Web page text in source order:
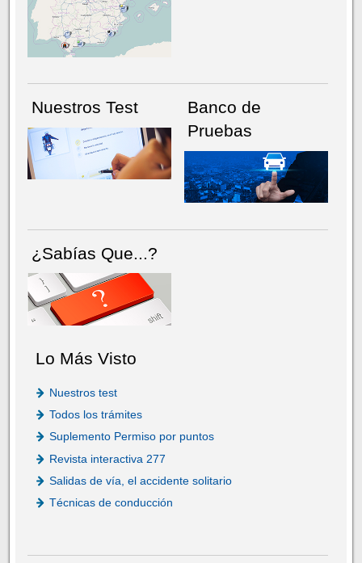
NÚMERO ACTUALHEMEROTECA
Nuestros Test
Banco de
Pruebas
¿Sabías Que...?
Lo Más Visto
Nuestros test
Todos los trámites
Suplemento Permiso por puntos
Revista interactiva 277
Salidas de vía, el accidente solitario
Técnicas de conducción